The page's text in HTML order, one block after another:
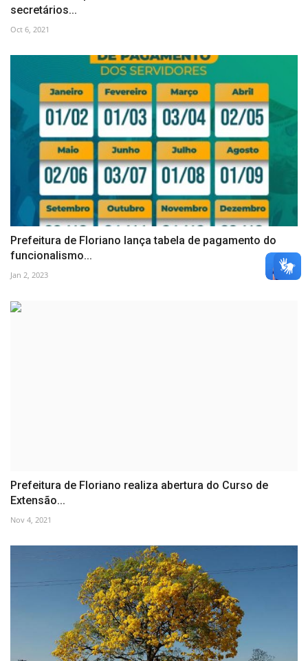
secretários...
Oct 6, 2021
Prefeitura de Floriano lança tabela de pagamento do
funcionalismo...
Jan 2, 2023
Prefeitura de Floriano realiza abertura do Curso de
Extensão...
Nov 4, 2021